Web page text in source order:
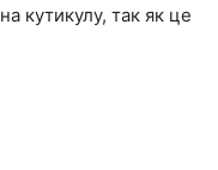
кутикулу, так як це